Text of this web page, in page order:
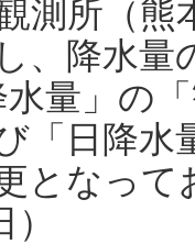
測所（熊
、降水
水量」の
「日降
となっ